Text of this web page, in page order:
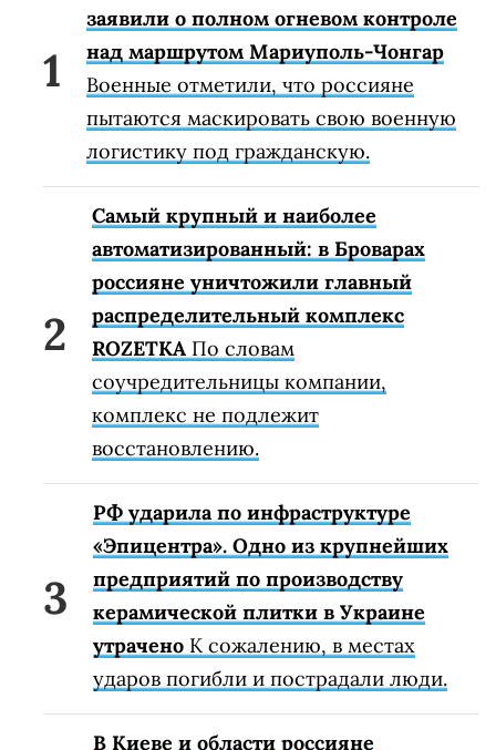
заявили о полном огневом контроле
над маршрутом Мариуполь-Чонгар
Военные отметили, что россияне
пытаются маскировать свою военную
логистику под гражданскую.
Самый крупный и наиболее
автоматизированный: в Броварах
россияне уничтожили главный
распределительный комплекс
ROZETKA По словам
соучредительницы компании,
комплекс не подлежит
восстановлению.
РФ ударила по инфраструктуре
«Эпицентра». Одно из крупнейших
предприятий по производству
керамической плитки в Украине
утрачено К сожалению, в местах
ударов погибли и пострадали люди.
В Киеве и области россияне